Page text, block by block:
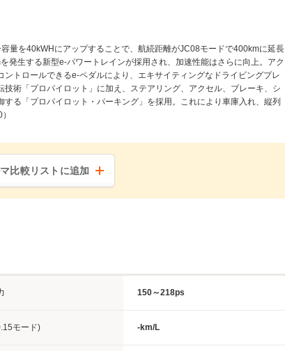
量を40kWHにアップすることで、航続距離がJC08モードで400kmに延長
発生する新型e-パワートレインが採用され、加速性能はさらに向上。アク
トロールできるe-ペダルにより、エキサイティングなドライビングプレ
術「プロパイロット」に加え、ステアリング、アクセル、ブレーキ、シ
る「プロパイロット・パーキング」を採用。これにより車庫入れ、縦列
比較リストに追加
150～218ps
モード) -km/L